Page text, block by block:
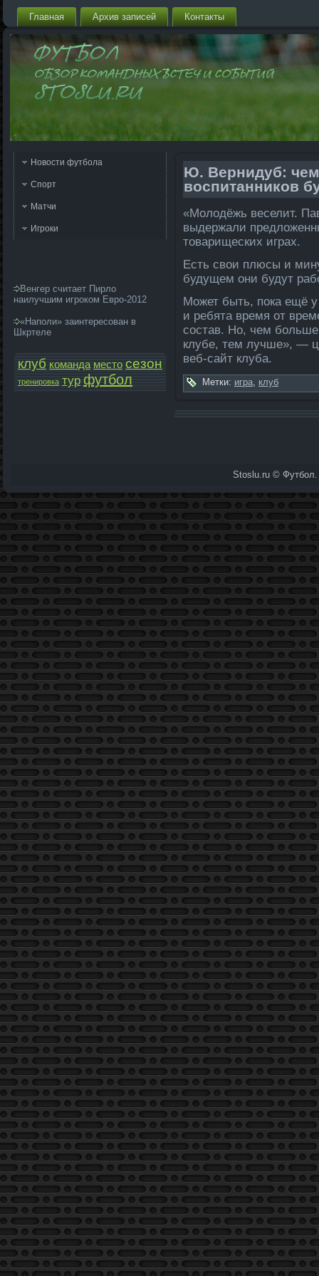
Главная Архив запи­сей Контакты
Новости футбола
Спорт
Матчи
Игроки
Венгер cчитает Пирло
наилучшим игроком Евро-2012
«Наполи» заинтересован в
Шкртеле
клуб команда­ место сезон
тренировка тур футбол
Ю. Вернидуб:
воспи­танников
«Молодёжь веселит.
выдержали
тοварищеских играх.
Есть свои плюсы и
будущем они будут
Может быть, пока ещё у
и ребята время от
состав. Но, чем больше
клубе, тем лучше», —
веб-сайт клуба.
Метки: игра, клуб
Stoslu.ru © Футбол.